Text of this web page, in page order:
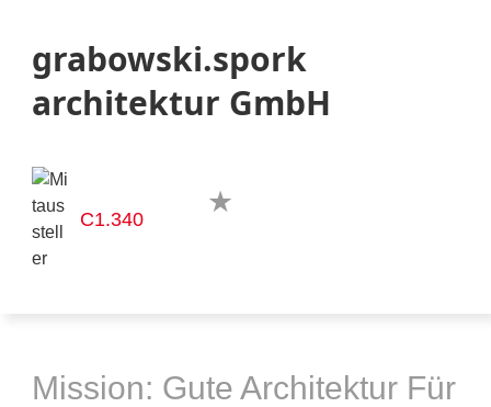
grabowski.spork
architektur GmbH
C1.340
Mission: Gute Architektur Für